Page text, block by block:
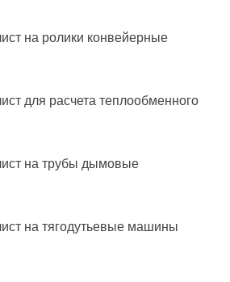
на ролики конвейерные
для расчета теплообменного
на трубы дымовые
на тягодутьевые машины